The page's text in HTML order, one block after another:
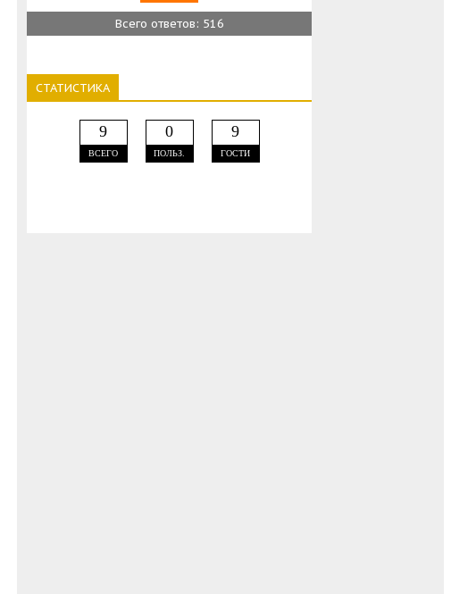
Всего ответов: 516
СТАТИСТИКА
9
ВСЕГО
0
ПОЛЬЗ.
9
ГОСТИ